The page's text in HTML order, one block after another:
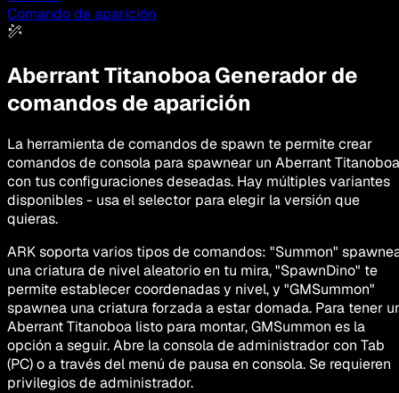
Comando de aparición
Aberrant TitanoboaGenerador de
comandos de aparición
La herramienta de comandos de spawn te permite crear
comandos de consola para spawnear un Aberrant Titanoboa
con tus configuraciones deseadas. Hay múltiples variantes
disponibles - usa el selector para elegir la versión que
quieras.
ARK soporta varios tipos de comandos: "Summon"
una criatura de nivel aleatorio en tu mira, "SpawnDino" te
permite establecer coordenadas y nivel, y "GMSummon"
spawnea una criatura forzada a estar domada. Para tener
Aberrant Titanoboa listo para montar, GMSummon es la
opción a seguir. Abre la consola de administrador con Tab
(PC) o a través del menú de pausa en consola. Se requieren
privilegios de administrador.